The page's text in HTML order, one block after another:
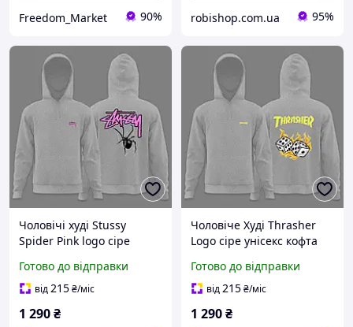
Freedom_Market 90% robishop.com.ua 95%
Чоловічі худі Stussy
Spider Pink logo сіре
стуссі з павуком рожевий
кофта XS
Готово до відправки
від215₴/міс
1 290₴
Чоловіче Худі Thrasher
Logo сіре унісекс кофта
з капюшоном кофта XS
Готово до відправки
від215₴/міс
1 290₴